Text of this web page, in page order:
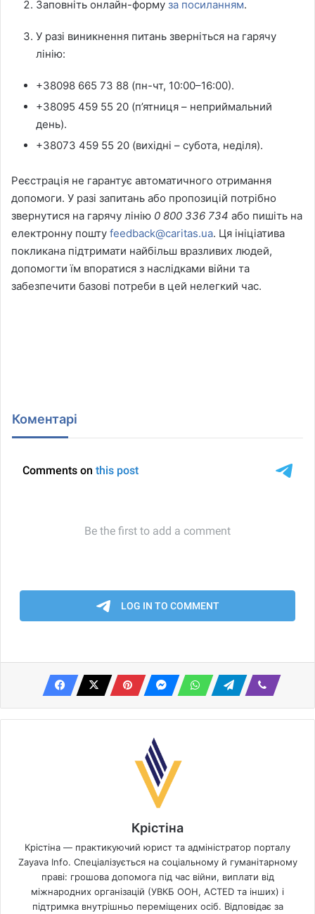
Заповніть онлайн-форму за посиланням.
У разі виникнення питань зверніться на гарячу
лінію:
+38098 665 73 88 (пн-чт, 10:00–16:00).
+38095 459 55 20 (п’ятниця – неприймальний
день).
+38073 459 55 20 (вихідні – субота, неділя).
Реєстрація не гарантує автоматичного отримання
допомоги. У разі запитань або пропозицій потрібно
звернутися на гарячу лінію 0 800 336 734 або пишіть на
електронну пошту feedback@caritas.ua. Ця ініціатива
покликана підтримати найбільш вразливих людей,
допомогти їм впоратися з наслідками війни та
забезпечити базові потреби в цей нелегкий час.
Коментарі
Крістіна
Крістіна — практикуючий юрист та адміністратор порталу
Zayava Info. Спеціалізується на соціальному й гуманітарному
праві: грошова допомога під час війни, виплати від
міжнародних організацій (УВКБ ООН, ACTED та інших) і
підтримка внутрішньо переміщених осіб. Відповідає за